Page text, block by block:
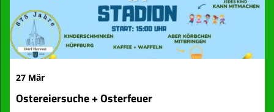
27 Mär
Ostereiersuche + Osterfeuer